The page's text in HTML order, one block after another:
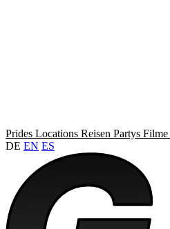
Prides Locations Reisen Partys Filme
DE EN ES